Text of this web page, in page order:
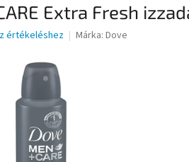
Extra Fresh
értékeléshez Márka: Dove